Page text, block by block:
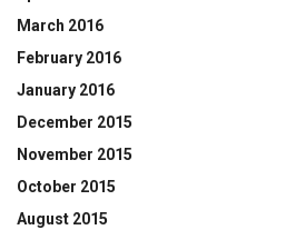
March 2016
February 2016
January 2016
December 2015
November 2015
October 2015
August 2015